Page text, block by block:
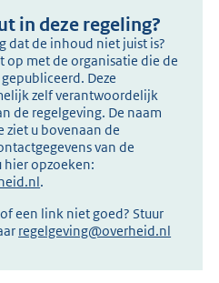
in deze regeling?
dat de inhoud niet juist is?
op met de organisatie die de
Deze
zelf verantwoordelijk
de regelgeving. De naam
ziet u bovenaan de
van de
hier opzoeken:
.
een link niet goed? Stuur
regelgeving@overheid.nl